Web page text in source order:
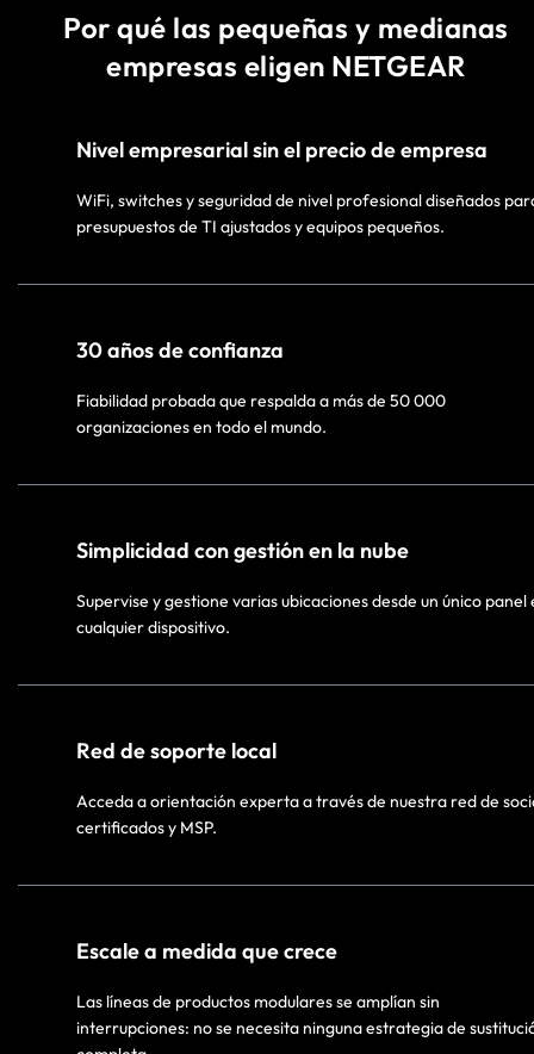
Por qué las pequeñas y medianas
empresas eligen NETGEAR
Nivel empresarial sin el precio de empresa​
WiFi, switches y seguridad de nivel profesional diseñados
presupuestos de TI ajustados y equipos pequeños.
30 años de confianza​
Fiabilidad probada que respalda a más de 50 000
organizaciones en todo el mundo.
Simplicidad con gestión en la nube​
Supervise y gestione varias ubicaciones desde un único panel
cualquier dispositivo.​
Red de soporte local​
Acceda a orientación experta a través de nuestra red de
certificados y MSP.​
Escale a medida que crece
Las líneas de productos modulares se amplían sin
interrupciones: no se necesita ninguna estrategia de